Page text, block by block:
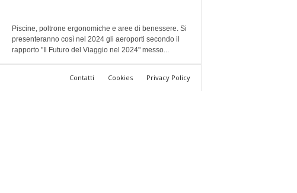
Piscine, poltrone ergonomiche e aree di benessere. Si
presenteranno così nel 2024 gli aeroporti secondo il
rapporto "Il Futuro del Viaggio nel 2024" messo...
Contatti Cookies Privacy Policy